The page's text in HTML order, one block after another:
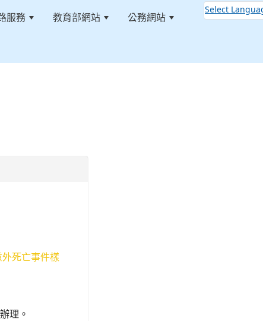
服務 教育部網站 公務網站
Select
死亡事件樣
理。